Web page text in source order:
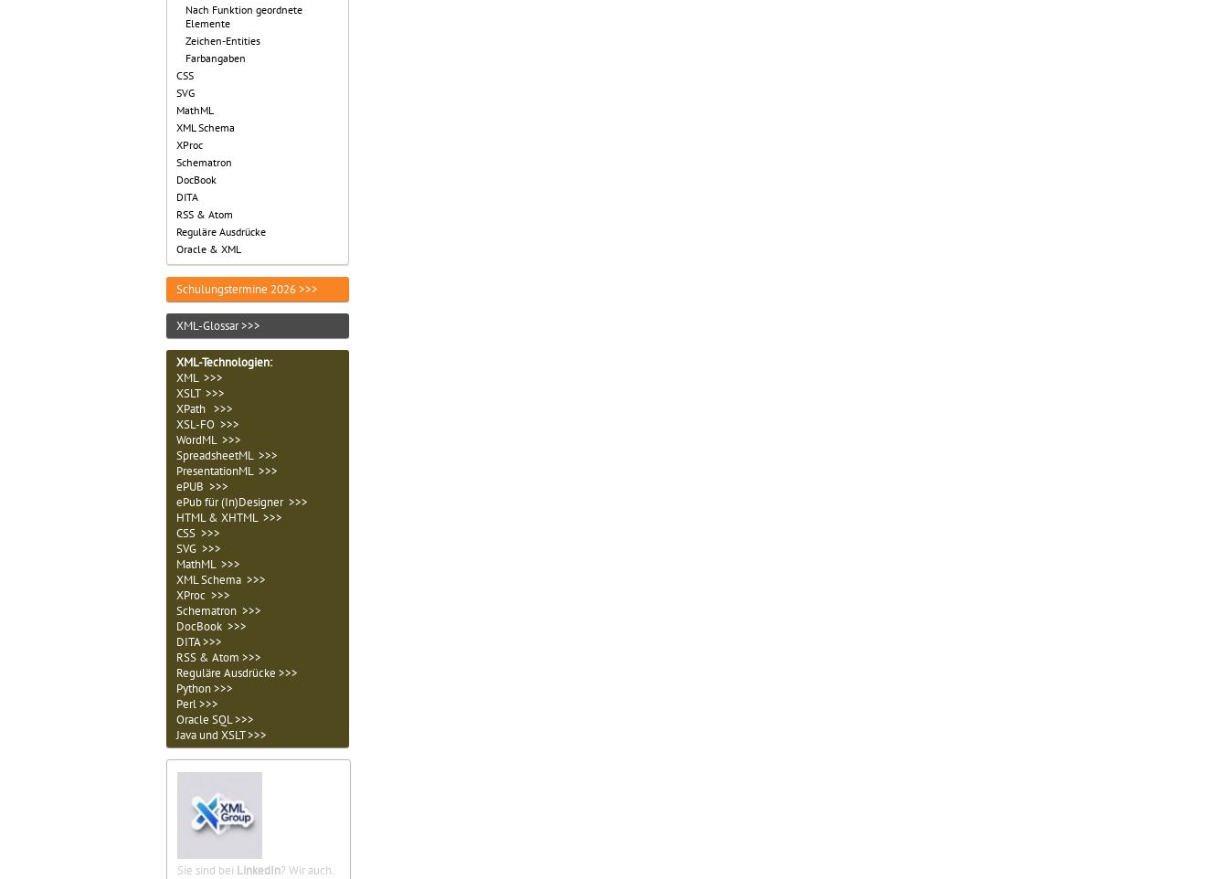
Nach Funktion geordnete
Elemente
Zeichen-Entities
Farbangaben
CSS
SVG
MathML
XML Schema
XProc
Schematron
DocBook
DITA
RSS & Atom
Reguläre Ausdrücke
Oracle & XML
Schulungstermine 2026 >>>
XML-Glossar >>>
XML-Technologien:
XML >>>
XSLT >>>
XPath >>>
XSL-FO >>>
WordML >>>
SpreadsheetML >>>
PresentationML >>>
ePUB >>>
ePub für (In)Designer >>>
HTML & XHTML >>>
CSS >>>
SVG >>>
MathML >>>
XML Schema >>>
XProc >>>
Schematron >>>
DocBook >>>
DITA >>>
RSS & Atom >>>
Reguläre Ausdrücke >>>
Python >>>
Perl >>>
Oracle SQL >>>
Java und XSLT >>>
Sie sind bei LinkedIn? Wir auch.